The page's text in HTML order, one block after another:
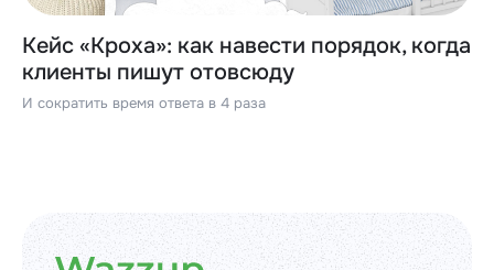
Кейс «Кроха»: как навести порядок, когда
клиенты пишут отовсюду
И сократить время ответа в 4 раза